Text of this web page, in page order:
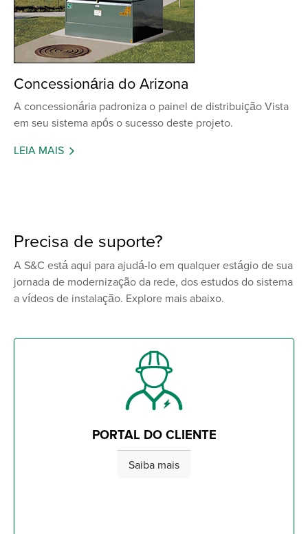
Concessionária do Arizona
A concessionária padroniza o painel de distribuição Vista
em seu sistema após o sucesso deste projeto.
LEIA MAIS
Precisa de suporte?
A S&C está aqui para ajudá-lo em qualquer estágio de sua
jornada de modernização da rede, dos estudos do sistema
a vídeos de instalação. Explore mais abaixo.
PORTAL DO CLIENTE
Saiba mais